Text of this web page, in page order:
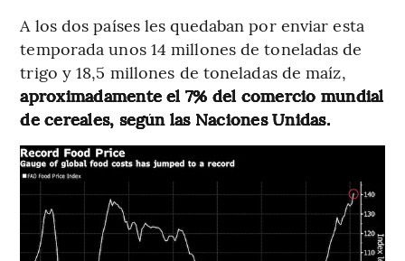
A los dos países les quedaban por enviar esta
temporada unos 14 millones de toneladas de
trigo y 18,5 millones de toneladas de maíz,
aproximadamente el 7% del comercio mundial
de cereales, según las Naciones Unidas.